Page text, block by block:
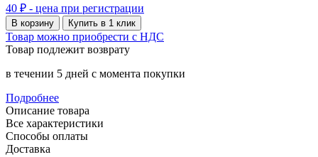
40 ₽ - цена при регистрации
В корзину Купить в 1 клик
Товар можно приобрести с НДС
Товар подлежит возврату
в течении 5 дней с момента покупки
Подробнее
Описание товара
Все характеристики
Способы оплаты
Доставка